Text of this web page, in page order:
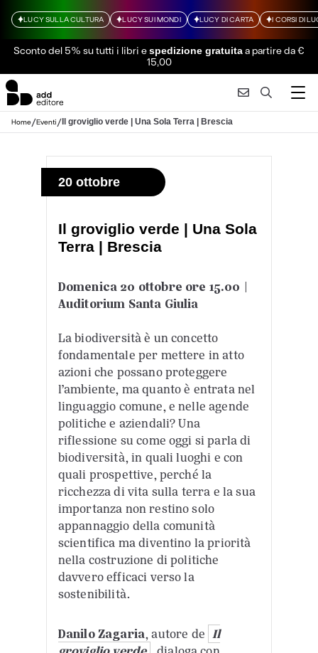
LUCY SULLA CULTURA LUCY SUI MONDI LUCY DI CARTA I CORSI DI
Sconto del 5% su tutti i libri espedizione gratuitaa partire da €
15,00
Home/Eventi/ Il groviglio verde | Una Sola Terra | Brescia
20 ottobre
Il groviglio verde | Una Sola
Terra | Brescia
Domenica 20 ottobre ore 15.00 |
Auditorium Santa Giulia
La biodiversità è un concetto
fondamentale per mettere in atto
azioni che possano proteggere
l’ambiente, ma quanto è entrata nel
linguaggio comune, e nelle agende
politiche e aziendali? Una
riflessione su come oggi si parla di
biodiversità, in quali luoghi e con
quali prospettive, perché la
ricchezza di vita sulla terra e la sua
importanza non restino solo
appannaggio della comunità
scientifica ma diventino la priorità
nella costruzione di politiche
davvero efficaci verso la
sostenibilità.
Danilo Zagaria, autore de Il